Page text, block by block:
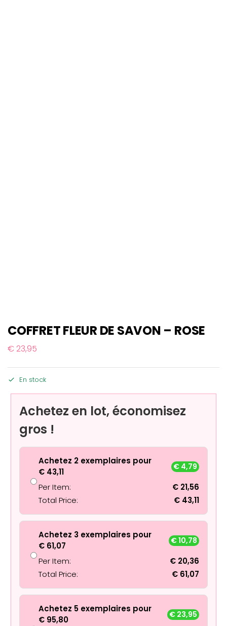
COFFRET FLEUR DE SAVON – ROSE
€ 23,95
En stock
Achetez en lot, économisez
gros !
Achetez 2 exemplaires pour
€ 43,11
€ 4,79
Per Item: € 21,56
Total Price:
€ 43,11
Achetez 3 exemplaires pour
€ 61,07
€10,78
Per Item: € 20,36
Total Price:
€ 61,07
Achetez 5 exemplaires pour
€ 95,80
€ 23,95